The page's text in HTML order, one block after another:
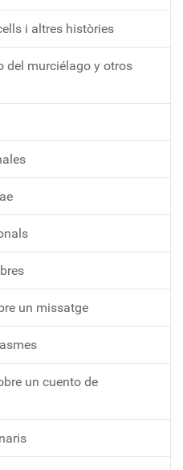
i altres històries
del murciélago y otros
un missatge
un cuento de